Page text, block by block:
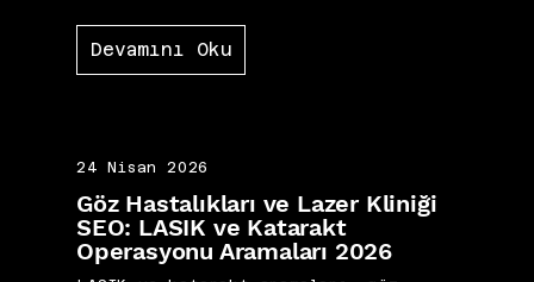
Devamını Oku
24 Nisan 2026
Göz Hastalıkları ve Lazer Kliniği
SEO: LASIK ve Katarakt
Operasyonu Aramaları 2026